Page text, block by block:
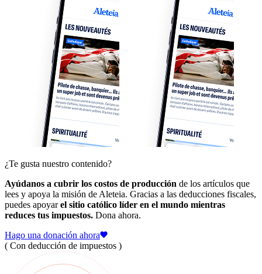
¿Te gusta nuestro contenido?
Ayúdanos a cubrir los costos de producción de los artículos que
lees y apoya la misión de Aleteia. Gracias a las deducciones fiscales,
puedes apoyarel sitio católico líder en el mundo mientras
reduces tus impuestos. Dona ahora.
Hago una donación ahora
( Con deducción de impuestos )